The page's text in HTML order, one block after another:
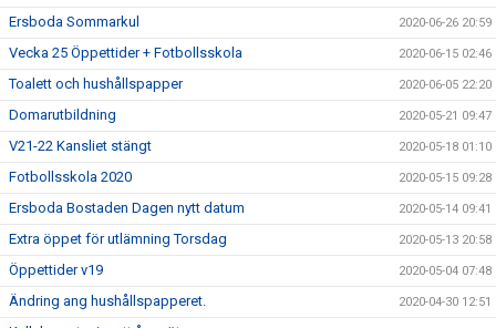
Ersboda Sommarkul 2020-06-26 20:59
Vecka 25 Öppettider + Fotbollsskola 2020-06-15 02:46
Toalett och hushållspapper 2020-06-05 22:20
Domarutbildning 2020-05-21 09:47
V21-22 Kansliet stängt 2020-05-18 01:10
Fotbollsskola 2020 2020-05-15 09:28
Ersboda Bostaden Dagen nytt datum 2020-05-14 09:41
Extra öppet för utlämning Torsdag 2020-05-13 20:58
Öppettider v19 2020-05-04 07:48
Ändring ang hushållspapperet. 2020-04-30 12:51